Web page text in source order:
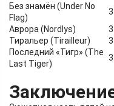
Без знамён (Under No
Flag)
3
Аврора (Nordlys)
3
Тиральер (Tirailleur)
3
Последний «Тигр» (The
Last Tiger)
3